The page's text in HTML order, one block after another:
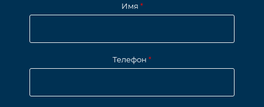
Имя *
Телефон *